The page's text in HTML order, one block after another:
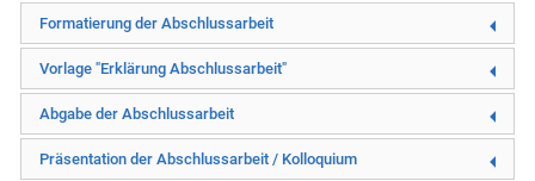
Formatierung der Abschlussarbeit
Vorlage "Erklärung Abschlussarbeit"
Abgabe der Abschlussarbeit
Präsentation der Abschlussarbeit / Kolloquium